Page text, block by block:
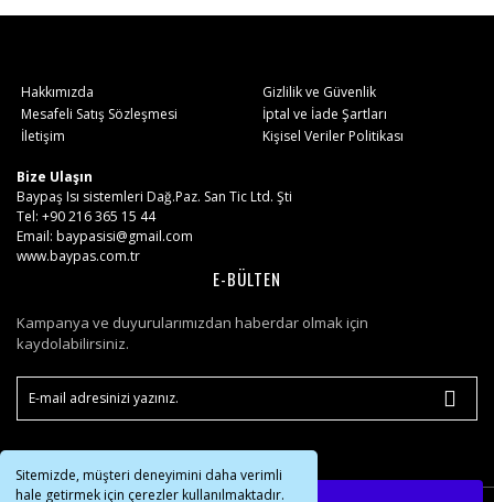
Sitemizde, müşteri deneyimini daha verimli
hale getirmek için çerezler kullanılmaktadır.
Hakkımızda
Gizlilik ve Güvenlik
Mesafeli Satış Sözleşmesi
İptal ve İade Şartları
İletişim
Kişisel Veriler Politikası
Bize Ulaşın
Baypaş Isı sistemleri Dağ.Paz. San Tic Ltd. Şti
Tel: +90 216 365 15 44
Email: baypasisi@gmail.com
www.baypas.com.tr
E-BÜLTEN
Kampanya ve duyurularımızdan haberdar olmak için
kaydolabilirsiniz.